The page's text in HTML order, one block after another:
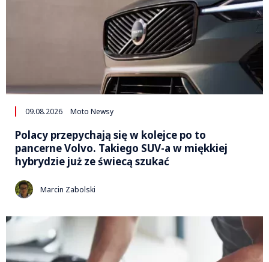
09.08.2026 Moto Newsy
Polacy przepychają się w kolejce po to
pancerne Volvo. Takiego SUV-a w miękkiej
hybrydzie już ze świecą szukać
Marcin Zabolski